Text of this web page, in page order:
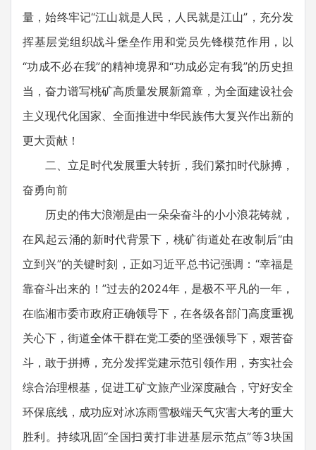
量，始终牢记“江山就是人民，人民就是江山”，充分发
挥基层党组织战斗堡垒作用和党员先锋模范作用，以
“功成不必在我”的精神境界和“功成必定有我”的历史担
当，奋力谱写桃矿高质量发展新篇章，为全面建设社会
主义现代化国家、全面推进中华民族伟大复兴作出新的
更大贡献！
二、立足时代发展重大转折，我们紧扣时代脉搏，
奋勇向前
历史的伟大浪潮是由一朵朵奋斗的小小浪花铸就，
在风起云涌的新时代背景下，桃矿街道处在改制后“由
立到兴”的关键时刻，正如习近平总书记强调：“幸福是
靠奋斗出来的！”过去的2024年，是极不平凡的一年，
在临湘市委市政府正确领导下，在各级各部门高度重视
关心下，街道全体干群在党工委的坚强领导下，艰苦奋
斗，敢于拼搏，充分发挥党建示范引领作用，夯实社会
综合治理根基，促进工矿文旅产业深度融合，守好安全
环保底线，成功应对冰冻雨雪极端天气灾害大考的重大
胜利。持续巩固“全国扫黄打非进基层示范点”等3块国